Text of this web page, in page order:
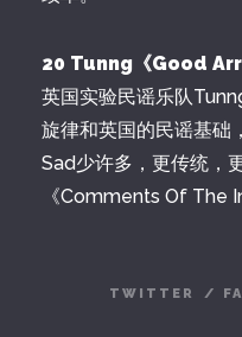
20 Tunng《Good
英国实验民谣乐队
旋律和英国的民谣基
Sad少许多，更传统，
《Comments Of The
TWITTER
/